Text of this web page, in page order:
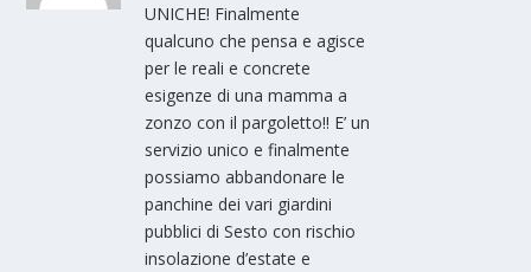
UNICHE! Finalmente
qualcuno che pensa e agisce
per le reali e concrete
esigenze di una mamma a
zonzo con il pargoletto!! E’ un
servizio unico e finalmente
possiamo abbandonare le
panchine dei vari giardini
pubblici di Sesto con rischio
insolazione d’estate e